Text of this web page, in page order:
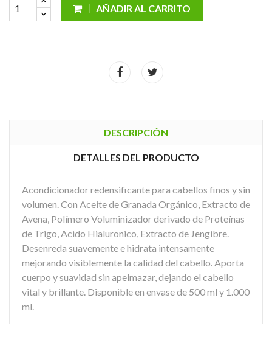
AÑADIR AL CARRITO
DESCRIPCIÓN
DETALLES DEL PRODUCTO
Acondicionador redensificante para cabellos finos y sin
volumen. Con Aceite de Granada Orgánico, Extracto de
Avena, Polímero Voluminizador derivado de Proteínas
de Trigo, Acido Hialuronico, Extracto de Jengibre.
Desenreda suavemente e hidrata intensamente
mejorando visiblemente la calidad del cabello. Aporta
cuerpo y suavidad sin apelmazar, dejando el cabello
vital y brillante. Disponible en envase de 500 ml y 1.000
ml.